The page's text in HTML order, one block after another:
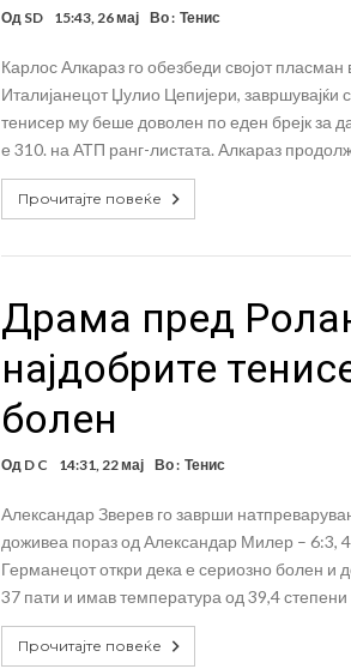
Од SD 15:43, 26 мај Во : Тенис
Карлос Алкараз го обезбеди својот
Италијанецот Џулио Цепијери, завршувајќи
тенисер му беше доволен по еден брејк за
е 310. на АТП ранг-листата. Алкараз
Прочитајте повеќе
Драма пред
најдобрите
болен
Од D C 14:31, 22 мај Во : Тенис
Александар Зверев го заврши
доживеа пораз од Александар Милер – 6:3,
Германецот откри дека е сериозно болен и
37 пати и имав температура од 39,4
Прочитајте повеќе